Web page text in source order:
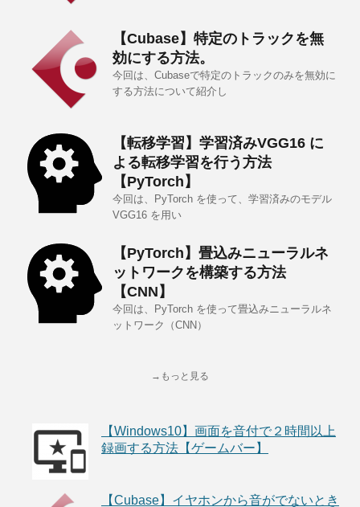
【Cubase】特定のトラックを無
効にする方法。
今回は、Cubaseで特定のトラックのみを無効に
する方法について紹介し
【転移学習】学習済みVGG16 に
よる転移学習を行う方法
【PyTorch】
今回は、PyTorch を使って、学習済みのモデル
VGG16 を用い
【PyTorch】畳込みニューラルネ
ットワークを構築する方法
【CNN】
今回は、PyTorch を使って畳込みニューラルネ
ットワーク（CNN）
→もっと見る
【Windows10】画面を音付で２時間以上
録画する方法【ゲームバー】
【Cubase】イヤホンから音がでないとき